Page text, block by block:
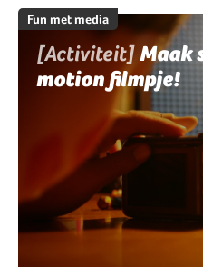
Fun met media
[Activiteit]Maak
motion filmpje!